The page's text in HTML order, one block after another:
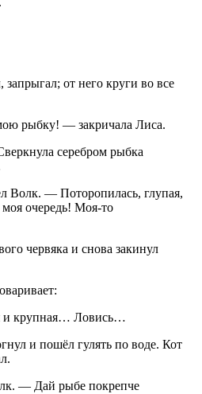
запрыгал; от него круги во все
рыбку! — закричала Лиса.
серебром рыбка
Волк. — Поторопилась, глупая,
очередь! Моя-то
червяка и снова закинул
и крупная… Ловись…
и пошёл гулять по воде. Кот
— Дай рыбе покрепче